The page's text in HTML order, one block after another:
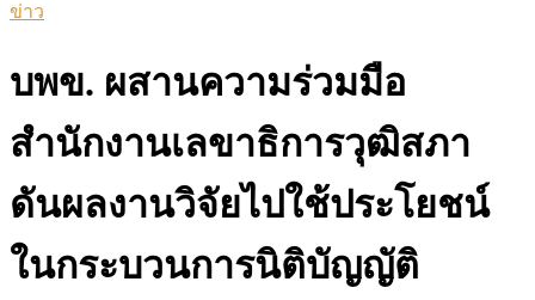
ข่าว
บพข. ผสานความร่วมมือ
สำนักงานเลขาธิการวุฒิสภา
ดันผลงานวิจัยไปใช้ประโยชน์
ในกระบวนการนิติบัญญัติ